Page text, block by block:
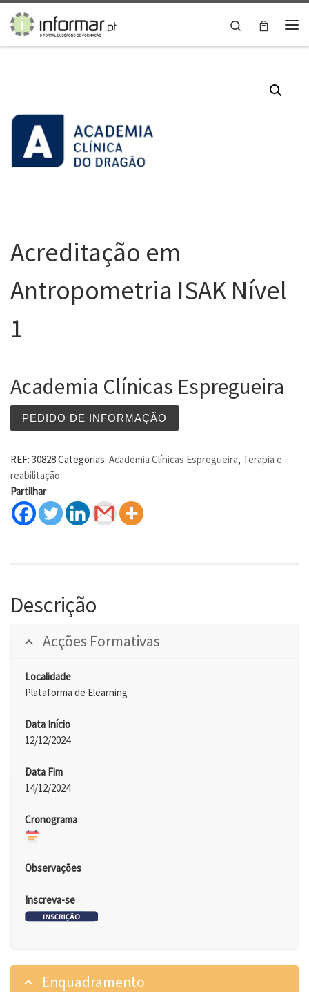
Skip to content
Search
Acreditação em
Antropometria ISAK Nível
1
Academia Clínicas Espregueira
PEDIDO DE INFORMAÇÃO
REF: 30828Categorias: Academia Clínicas Espregueira, Terapia e
reabilitação
Partilhar
Descrição
Acções Formativas
Localidade
Plataforma de Elearning
Data Início
12/12/2024
Data Fim
14/12/2024
Cronograma
Observações
Inscreva-se
Enquadramento